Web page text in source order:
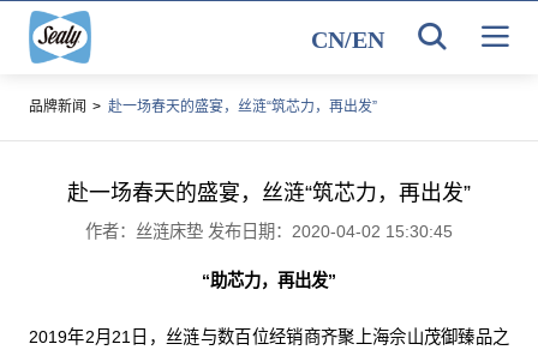
CN/EN
品牌新闻 > 赴一场春天的盛宴，丝涟“筑芯力，再出发”
赴一场春天的盛宴，丝涟“筑芯力，再出发”
作者：丝涟床垫 发布日期：2020-04-02 15:30:45
“助芯力，再出发”
2019年2月21日，丝涟与数百位经销商齐聚上海佘山茂御臻品之